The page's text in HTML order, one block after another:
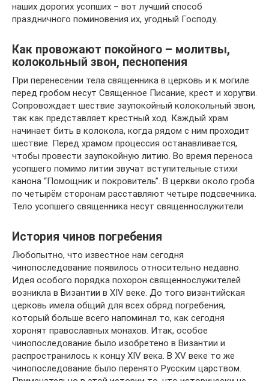
наших дорогих усопших – вот лучший способ
праздничного поминовения их, угодный Господу.
Как провожают покойного – молитвы,
колокольный звон, песнопения
При перенесении тела священника в церковь и к могиле
перед гробом несут Священное Писание, крест и хоругви.
Сопровождает шествие заупокойный колокольный звон,
так как представляет крестный ход. Каждый храм
начинает бить в колокола, когда рядом с ним проходит
шествие. Перед храмом процессия останавливается,
чтобы провести заупокойную литию. Во время переноса
усопшего помимо литии звучат вступительные стихи
канона “Помощник и покровитель”. В церкви около гроба
по четырём сторонам расставляют четыре подсвечника.
Тело усопшего священника несут священнослужители.
История чинов погребения
Любопытно, что известное нам сегодня
чинопоследование появилось относительно недавно.
Идея особого порядка похорон священнослужителей
возникла в Византии в XIV веке. До того византийская
церковь имела общий для всех обряд погребения,
который больше всего напоминал то, как сегодня
хоронят православных монахов. Итак, особое
чинопоследование было изобретено в Византии и
распространилось к концу XIV века. В XV веке то же
чинопоследование было перенято Русским царством.